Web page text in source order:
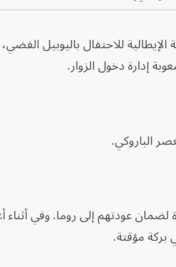
سائح إلى العاصمة الإيطالية للاحتفال باليوبيل
إدارة دخول الزوار.
لضمان عودتهم إلى روما. وفي أثناء
بركة مؤقتة.